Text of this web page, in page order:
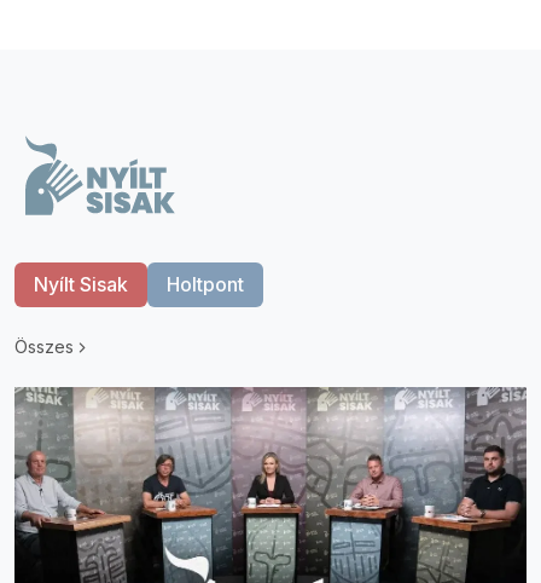
Nyílt Sisak Holtpont
Összes